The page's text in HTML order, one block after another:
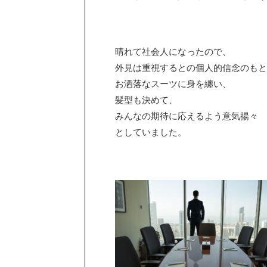
晴れて社会人になったので、
外見は重視するとの個人的信念のも
お洒落なスーツに身を纏い、
髪型も決めて、
みんなの期待に応えるよう意気揚々
としていました。